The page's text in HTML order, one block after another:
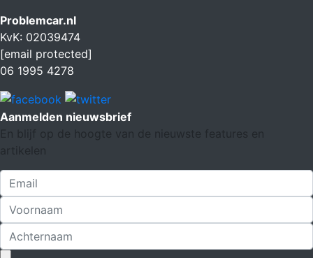
Problemcar.nl
KvK: 02039474
[email protected]
06 1995 4278
Aanmelden nieuwsbrief
En blijf op de hoogte van de nieuwste features en
artikelen